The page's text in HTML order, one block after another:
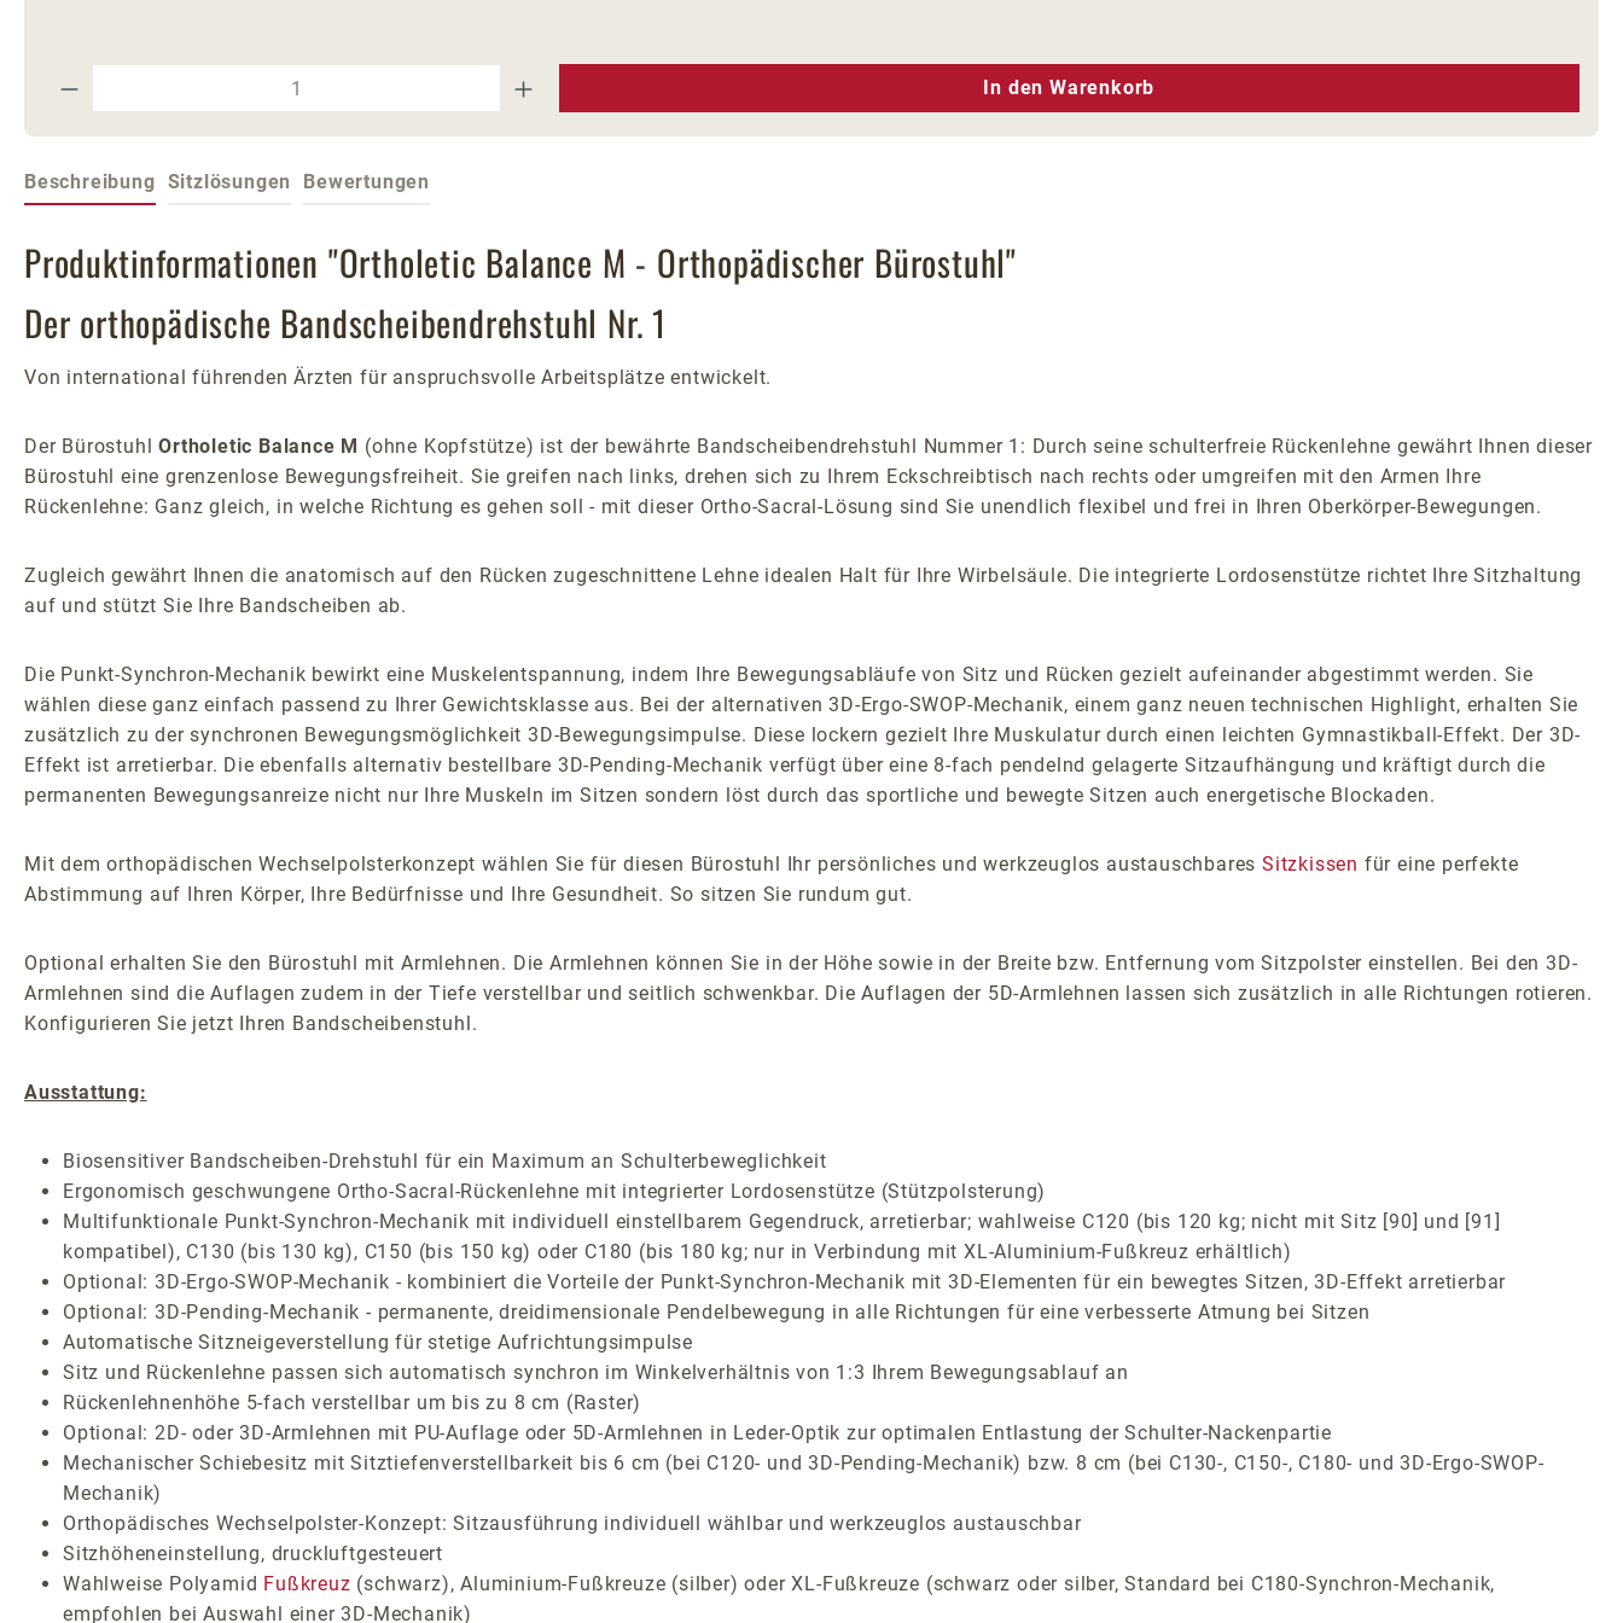
Produkt Anzahl: Gib den gewünschten Wert ein oder benutze die Schaltflächen um die Anzahl zu erhöhen oder zu
In den Warenkorb
Beschreibung Sitzlösungen Bewertungen
Produktinformationen "Ortholetic Balance M - Orthopädischer Bürostuhl"
Der orthopädische Bandscheibendrehstuhl Nr. 1
Von international führenden Ärzten für anspruchsvolle Arbeitsplätze entwickelt.
Der BürostuhlOrtholetic Balance M (ohne Kopfstütze) ist der bewährte Bandscheibendrehstuhl Nummer 1: Durch seine schulterfreie Rückenlehne gewährt Ihnen dieser
Bürostuhl eine grenzenlose Bewegungsfreiheit. Sie greifen nach links, drehen sich zu Ihrem Eckschreibtisch nach rechts oder umgreifen mit den Armen Ihre
Rückenlehne: Ganz gleich, in welche Richtung es gehen soll - mit dieser Ortho-Sacral-Lösung sind Sie unendlich flexibel und frei in Ihren Oberkörper-Bewegungen.
Zugleich gewährt Ihnen die anatomisch auf den Rücken zugeschnittene Lehne idealen Halt für Ihre Wirbelsäule. Die integrierte Lordosenstütze richtet Ihre Sitzhaltung
auf und stützt Sie Ihre Bandscheiben ab.
Die Punkt-Synchron-Mechanik bewirkt eine Muskelentspannung, indem Ihre Bewegungsabläufe von Sitz und Rücken gezielt aufeinander abgestimmt werden. Sie
wählen diese ganz einfach passend zu Ihrer Gewichtsklasse aus. Bei der alternativen 3D-Ergo-SWOP-Mechanik, einem ganz neuen technischen Highlight, erhalten Sie
zusätzlich zu der synchronen Bewegungsmöglichkeit 3D-Bewegungsimpulse. Diese lockern gezielt Ihre Muskulatur durch einen leichten Gymnastikball-Effekt. Der 3D-
Effekt ist arretierbar. Die ebenfalls alternativ bestellbare 3D-Pending-Mechanik verfügt über eine 8-fach pendelnd gelagerte Sitzaufhängung und kräftigt durch die
permanenten Bewegungsanreize nicht nur Ihre Muskeln im Sitzen sondern löst durch das sportliche und bewegte Sitzen auch energetische Blockaden.
Mit dem orthopädischen Wechselpolsterkonzept wählen Sie für diesen Bürostuhl Ihr persönliches und werkzeuglos austauschbares Sitzkissen für eine perfekte
Abstimmung auf Ihren Körper, Ihre Bedürfnisse und Ihre Gesundheit. So sitzen Sie rundum gut.
Optional erhalten Sie den Bürostuhl mit Armlehnen. Die Armlehnen können Sie in der Höhe sowie in der Breite bzw. Entfernung vom Sitzpolster einstellen. Bei den 3D-
Armlehnen sind die Auflagen zudem in der Tiefe verstellbar und seitlich schwenkbar. Die Auflagen der 5D-Armlehnen lassen sich zusätzlich in alle Richtungen rotieren.
Konfigurieren Sie jetzt Ihren Bandscheibenstuhl.
Ausstattung:
Biosensitiver Bandscheiben-Drehstuhl für ein Maximum an Schulterbeweglichkeit
Ergonomisch geschwungene Ortho-Sacral-Rückenlehne mit integrierter Lordosenstütze (Stützpolsterung)
Multifunktionale Punkt-Synchron-Mechanik mit individuell einstellbarem Gegendruck, arretierbar; wahlweise C120 (bis 120 kg; nicht mit Sitz [90] und [91]
kompatibel), C130 (bis 130 kg), C150 (bis 150 kg) oder C180 (bis 180 kg; nur in Verbindung mit XL-Aluminium-Fußkreuz erhältlich)
Optional: 3D-Ergo-SWOP-Mechanik - kombiniert die Vorteile der Punkt-Synchron-Mechanik mit 3D-Elementen für ein bewegtes Sitzen, 3D-Effekt arretierbar
Optional: 3D-Pending-Mechanik - permanente, dreidimensionale Pendelbewegung in alle Richtungen für eine verbesserte Atmung bei Sitzen
Automatische Sitzneigeverstellung für stetige Aufrichtungsimpulse
Sitz und Rückenlehne passen sich automatisch synchron im Winkelverhältnis von 1:3 Ihrem Bewegungsablauf an
Rückenlehnenhöhe 5-fach verstellbar um bis zu 8 cm (Raster)
Optional: 2D- oder 3D-Armlehnen mit PU-Auflage oder 5D-Armlehnen in Leder-Optik zur optimalen Entlastung der Schulter-Nackenpartie
Mechanischer Schiebesitz mit Sitztiefenverstellbarkeit bis 6 cm (bei C120- und 3D-Pending-Mechanik) bzw. 8 cm (bei C130-, C150-, C180- und 3D-Ergo-SWOP-
Mechanik)
Orthopädisches Wechselpolster-Konzept: Sitzausführung individuell wählbar und werkzeuglos austauschbar
Sitzhöheneinstellung, druckluftgesteuert
Wahlweise Polyamid Fußkreuz (schwarz), Aluminium-Fußkreuze (silber) oder XL-Fußkreuze (schwarz oder silber, Standard bei C180-Synchron-Mechanik,
empfohlen bei Auswahl einer 3D-Mechanik)